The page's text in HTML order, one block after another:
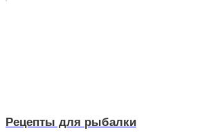
Рецепты для рыбалки